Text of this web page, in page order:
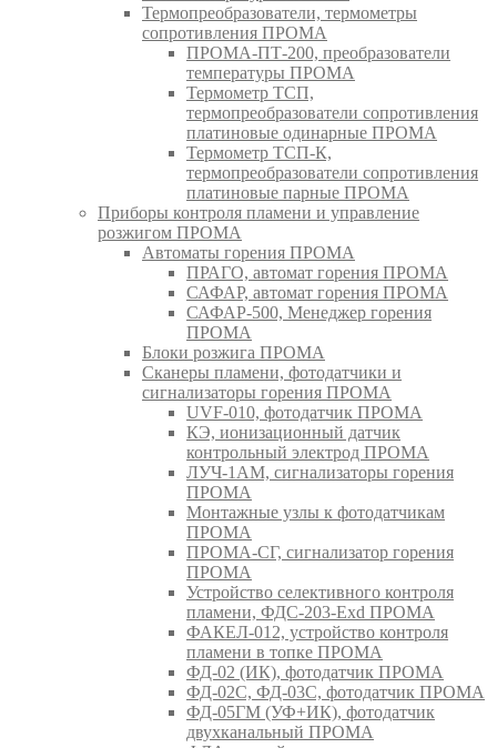
Термопреобразователи, термометры
сопротивления ПРОМА
ПРОМА-ПТ-200, преобразователи
температуры ПРОМА
Термометр ТСП,
термопреобразователи сопротивления
платиновые одинарные ПРОМА
Термометр ТСП-К,
термопреобразователи сопротивления
платиновые парные ПРОМА
Приборы контроля пламени и управление
розжигом ПРОМА
Автоматы горения ПРОМА
ПРАГО, автомат горения ПРОМА
САФАР, автомат горения ПРОМА
САФАР-500, Менеджер горения
ПРОМА
Блоки розжига ПРОМА
Сканеры пламени, фотодатчики и
сигнализаторы горения ПРОМА
UVF-010, фотодатчик ПРОМА
КЭ, ионизационный датчик
контрольный электрод ПРОМА
ЛУЧ-1АМ, сигнализаторы горения
ПРОМА
Монтажные узлы к фотодатчикам
ПРОМА
ПРОМА-СГ, сигнализатор горения
ПРОМА
Устройство селективного контроля
пламени, ФДС-203-Exd ПРОМА
ФАКЕЛ-012, устройство контроля
пламени в топке ПРОМА
ФД-02 (ИК), фотодатчик ПРОМА
ФД-02С, ФД-03С, фотодатчик ПРОМА
ФД-05ГМ (УФ+ИК), фотодатчик
двухканальный ПРОМА